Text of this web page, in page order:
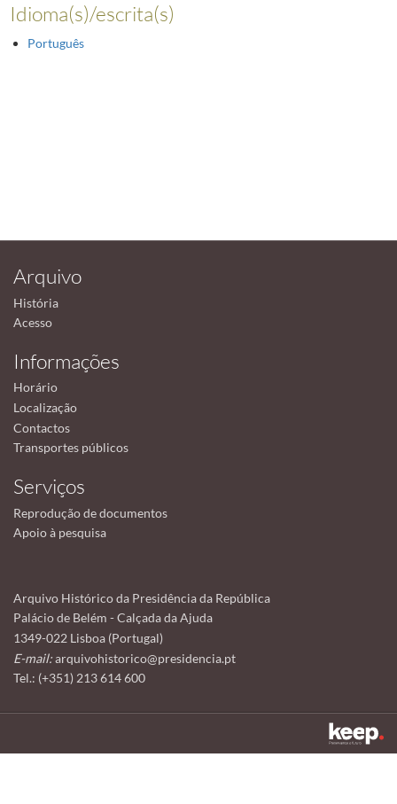
Idioma(s)/escrita(s)
Português
Arquivo
História
Acesso
Informações
Horário
Localização
Contactos
Transportes públicos
Serviços
Reprodução de documentos
Apoio à pesquisa
Arquivo Histórico da Presidência da República
Palácio de Belém - Calçada da Ajuda
1349-022 Lisboa (Portugal)
E-mail:arquivohistorico@presidencia.pt
Tel.: (+351) 213 614 600